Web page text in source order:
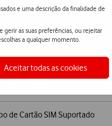
e uma descrição da finalidade de
gerir as suas preferências, ou rejeitar
a qualquer momento.
Aceitar todas as cookies
RAM
de Cartão SIM Suportado